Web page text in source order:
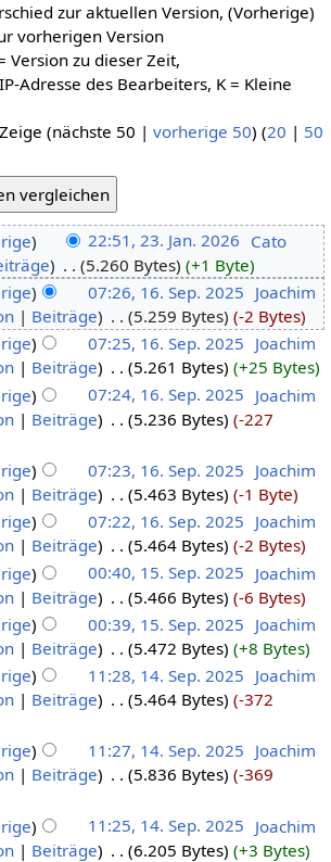
zur aktuellen Version, (Vorherige)
vorherigen Version
Version zu dieser Zeit,
Adresse des Bearbeiters, K = Kleine
(nächste 50 | vorherige 50) (20 | 50
22:51, 23. Jan. 2026 Cato
5.260 Bytes
+1 Byte
07:26, 16. Sep. 2025 Joachim
Beiträge 5.259 Bytes
-2 Bytes
07:25, 16. Sep. 2025 Joachim
Beiträge 5.261 Bytes
+25 Bytes
07:24, 16. Sep. 2025 Joachim
Beiträge 5.236 Bytes
-227
07:23, 16. Sep. 2025 Joachim
Beiträge 5.463 Bytes
-1 Byte
07:22, 16. Sep. 2025 Joachim
Beiträge 5.464 Bytes
-2 Bytes
00:40, 15. Sep. 2025 Joachim
Beiträge 5.466 Bytes
-6 Bytes
00:39, 15. Sep. 2025 Joachim
Beiträge 5.472 Bytes
+8 Bytes
11:28, 14. Sep. 2025 Joachim
Beiträge 5.464 Bytes
-372
11:27, 14. Sep. 2025 Joachim
Beiträge 5.836 Bytes
-369
11:25, 14. Sep. 2025 Joachim
Beiträge 6.205 Bytes
+3 Bytes